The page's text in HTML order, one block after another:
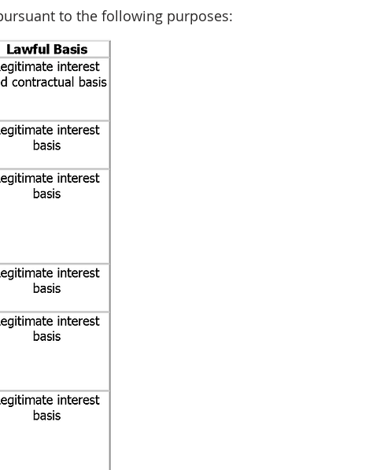
to the following purposes: